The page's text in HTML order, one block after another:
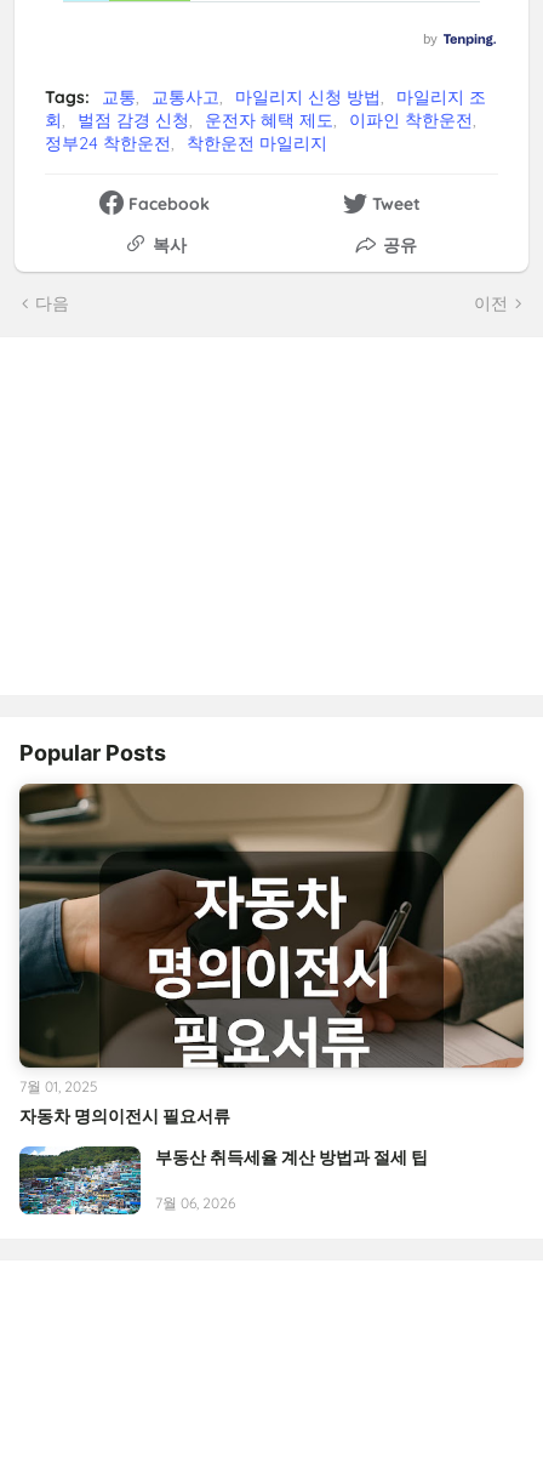
Tags: 교통 교통사고 마일리지 신청 방법
마일리지 조
회
벌점 감경 신청 운전자 혜택 제도
이파인 착한운전
정부24 착한운전
착한운전 마일리지
Facebook
Tweet
복사
공유
다음 이전
Popular Posts
자동차 명의이전시 필요서류
7월 01, 2025
부동산 취득세율 계산 방법과 절세 팁
7월 06, 2026